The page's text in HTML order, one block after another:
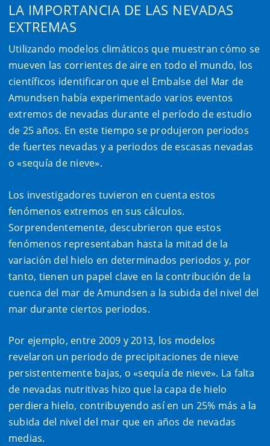
LA IMPORTANCIA DE LAS NEVADAS
EXTREMAS
Utilizando modelos climáticos que muestran cómo se
mueven las corrientes de aire en todo el mundo, los
científicos identificaron que el Embalse del Mar de
Amundsen había experimentado varios eventos
extremos de nevadas durante el período de estudio
de 25 años. En este tiempo se produjeron periodos
de fuertes nevadas y a periodos de escasas nevadas
o «sequía de nieve».
Los investigadores tuvieron en cuenta estos
fenómenos extremos en sus cálculos.
Sorprendentemente, descubrieron que estos
fenómenos representaban hasta la mitad de la
variación del hielo en determinados periodos y, por
tanto, tienen un papel clave en la contribución de la
cuenca del mar de Amundsen a la subida del nivel del
mar durante ciertos periodos.
Por ejemplo, entre 2009 y 2013, los modelos
revelaron un periodo de precipitaciones de nieve
persistentemente bajas, o «sequía de nieve». La falta
de nevadas nutritivas hizo que la capa de hielo
perdiera hielo, contribuyendo así en un 25% más a la
subida del nivel del mar que en años de nevadas
medias.